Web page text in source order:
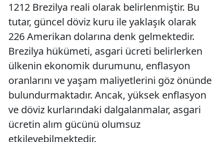
1212 Brezilya reali olarak belirlenmiştir. Bu
tutar, güncel döviz kuru ile yaklaşık olarak
226 Amerikan dolarına denk gelmektedir.
Brezilya hükümeti, asgari ücreti belirlerken
ülkenin ekonomik durumunu, enflasyon
oranlarını ve yaşam maliyetlerini göz önünde
bulundurmaktadır. Ancak, yüksek enflasyon
ve döviz kurlarındaki dalgalanmalar, asgari
ücretin alım gücünü olumsuz
etkileyebilmektedir.